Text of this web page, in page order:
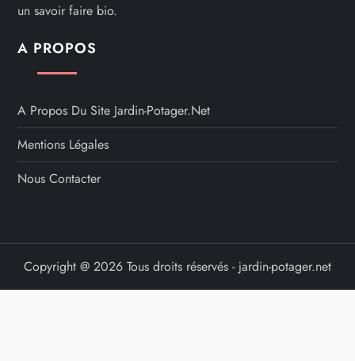
un savoir faire bio.
A PROPOS
A Propos Du Site Jardin-Potager.net
Mentions Légales
Nous Contacter
Copyright @ 2026 Tous droits réservés - jardin-potager.net